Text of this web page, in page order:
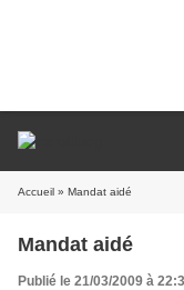
Accueil » Mandat aidé
Mandat aidé
Publié le 21/03/2009 à